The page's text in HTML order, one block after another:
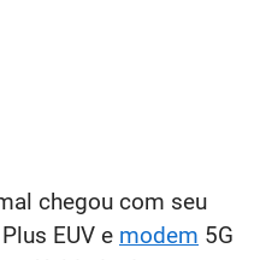
chegou com seu
EUV e modem 5G